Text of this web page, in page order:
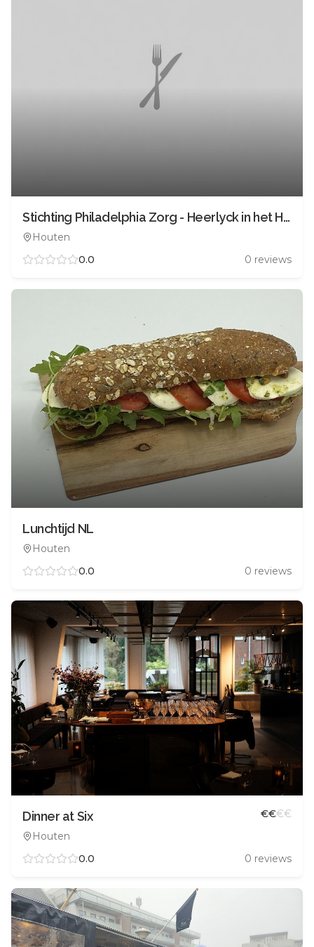
Stichting Philadelphia Zorg - Heerlyck in het Houtens Erf
Houten
0.0
0 reviews
Lunchtijd NL
Houten
0.0
0 reviews
Dinner at Six
Houten
€€€€
0.0 0 reviews